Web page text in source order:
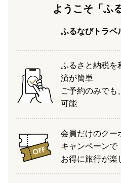
ようこそ「ふ
ふるなびトラベ
ふるさと納税を
済が簡単
ご予約のみでも
可能
会員だけのクー
キャンペーンで
お得に旅行が楽